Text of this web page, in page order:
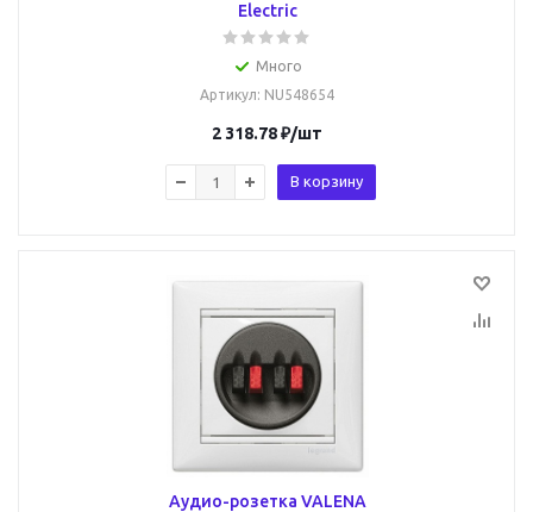
Electric
Много
Артикул: NU548654
2 318.78₽/шт
В корзину
Аудио-розетка VALENA